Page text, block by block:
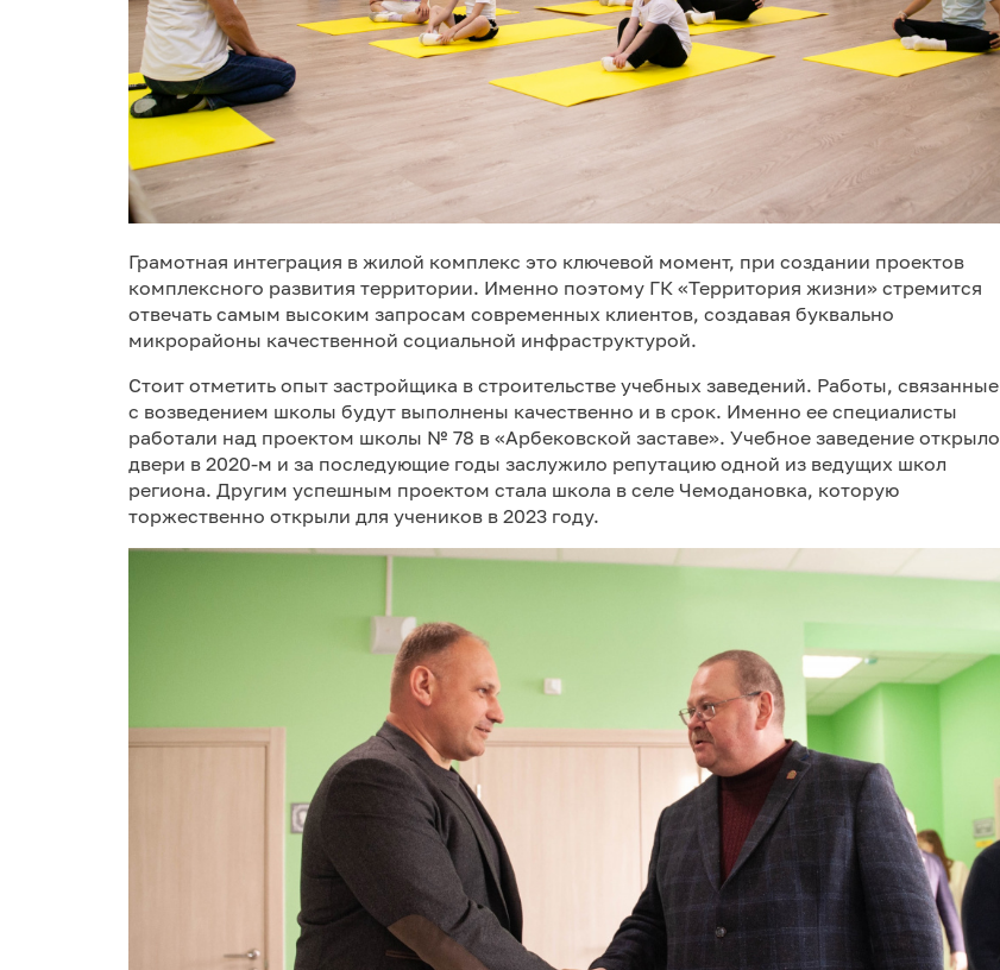
Грамотная интеграция в жилой комплекс это ключевой момент, при создании проектов
комплексного развития территории. Именно поэтому ГК «Территория жизни» стремится
отвечать самым высоким запросам современных клиентов, создавая буквально
микрорайоны качественной социальной инфраструктурой.
Стоит отметить опыт застройщика в строительстве учебных заведений. Работы, связанные
с возведением школы будут выполнены качественно и в срок. Именно ее специалисты
работали над проектом школы № 78 в «Арбековской заставе». Учебное заведение открыло
двери в 2020-м и за последующие годы заслужило репутацию одной из ведущих школ
региона. Другим успешным проектом стала школа в селе Чемодановка, которую
торжественно открыли для учеников в 2023 году.